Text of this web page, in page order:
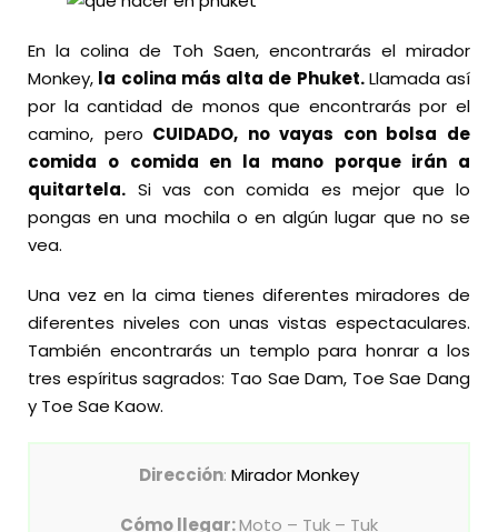
En la colina de Toh Saen, encontrarás el mirador
Monkey, la colina más alta de Phuket.Llamada así
por la cantidad de monos que encontrarás por el
camino, pero CUIDADO, no vayas con bolsa de
comida o comida en la mano porque irán a
quitartela. Si vas con comida es mejor que lo
pongas en una mochila o en algún lugar que no se
vea.
Una vez en la cima tienes diferentes miradores de
diferentes niveles con unas vistas espectaculares.
También encontrarás un templo para honrar a los
tres espíritus sagrados: Tao Sae Dam, Toe Sae Dang
y Toe Sae Kaow.
Dirección: Mirador Monkey
Cómo llegar:Moto – Tuk – Tuk